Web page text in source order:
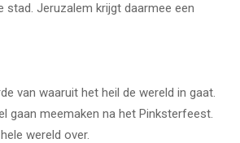
stad. Jeruzalem krijgt daarmee een
van waaruit het heil de wereld in gaat.
gaan meemaken na het Pinksterfeest.
wereld over.